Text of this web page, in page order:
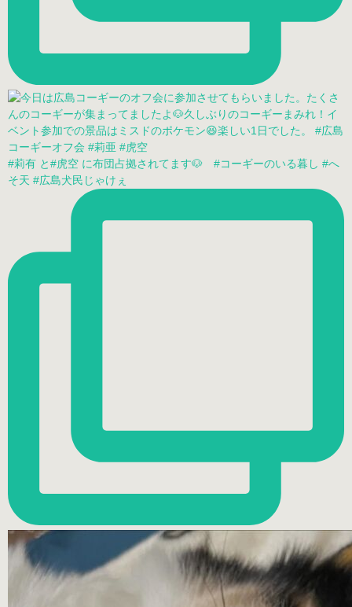
#莉有 と#虎空 に布団占拠されてます🐶 #コーギーのいる暮し #へ
そ天 #広島犬民じゃけぇ